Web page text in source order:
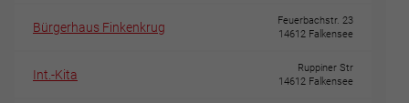
Bürgerhaus Finkenkrug
Feuerbachstr. 23
14612 Falkensee
Int.-Kita
Ruppiner Str
14612 Falkensee